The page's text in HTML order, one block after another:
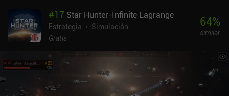
#17 Star Hunter-Infinite Lagrange
Estrategia
Simulación
Gratis
64%
similar